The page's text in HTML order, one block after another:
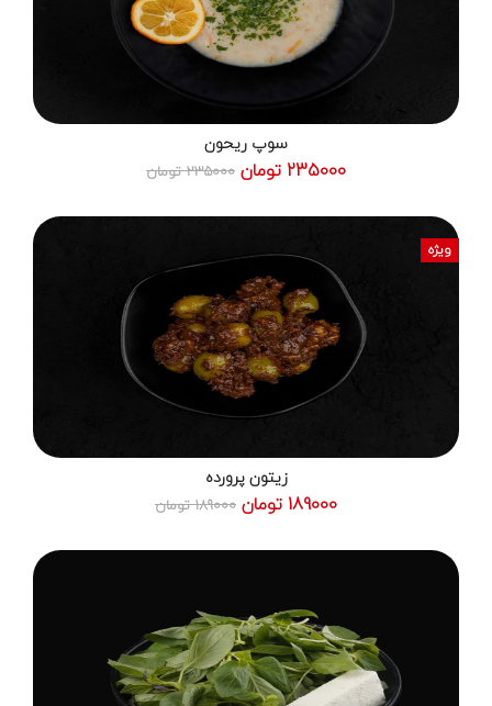
سوپ ریحون
235000 تومان 235000 تومان
ویژه
زیتون پرورده
189000 تومان 189000 تومان